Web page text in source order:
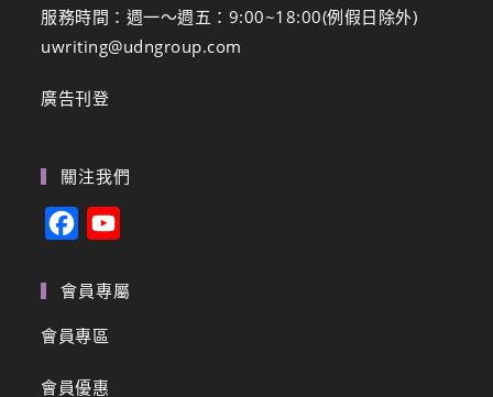
服務時間：週一～週五：9:00~18:00(例假日除外)
uwriting@udngroup.com
廣告刊登
關注我們
c
e
o
u
會員專屬
會員專區
會員優惠